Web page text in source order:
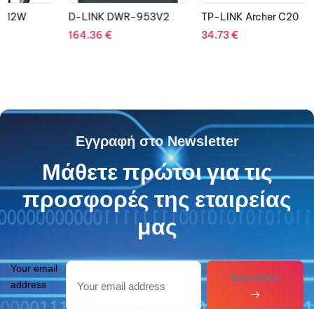
D-LINK DWR-953V2
TP-LINK Archer C20
TP-
Εγγραφή στο Newsletter
Μάθετε πρώτοι για τις
προσφορές της εταιρείας
μας
Your email
address
Subcribes